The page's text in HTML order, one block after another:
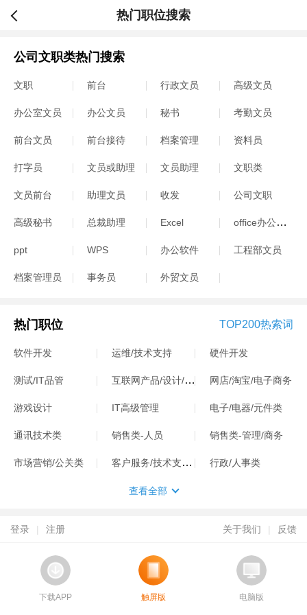
热门职位搜索
公司文职类热门搜索
文职 前台 行政文员 高级文员
办公室文员 办公文员 秘书 考勤文员
前台文员 前台接待 档案管理 资料员
打字员 文员或助理 文员助理 文职类
文员前台 助理文员 收发 公司文职
高级秘书 总裁助理 Excel office办公软件
ppt WPS 办公软件 工程部文员
档案管理员 事务员 外贸文员
热门职位 TOP200热索词
软件开发 运维/技术支持 硬件开发
测试/IT品管 互联网产品/设计/运营 网店/淘宝/电子商务
游戏设计 IT高级管理 电子/电器/元件类
通讯技术类 销售类-人员 销售类-管理/商务
市场营销/公关类 客户服务/技术支持类 行政/人事类
查看全部
登录 | 注册 关于我们 | 反馈
下载APP 触屏版 电脑版